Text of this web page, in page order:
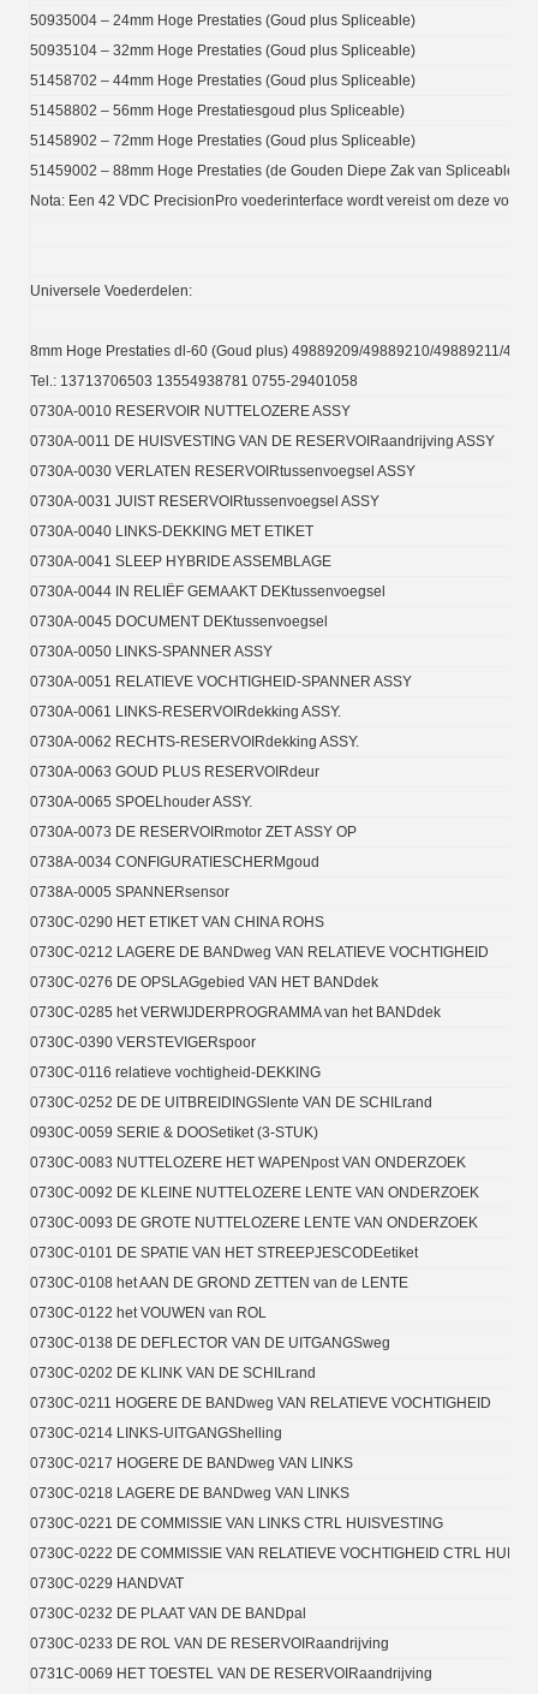
50935004 – 24mm Hoge Prestaties (Goud plus Spliceable)
50935104 – 32mm Hoge Prestaties (Goud plus Spliceable)
51458702 – 44mm Hoge Prestaties (Goud plus Spliceable)
51458802 – 56mm Hoge Prestatiesgoud plus Spliceable)
51458902 – 72mm Hoge Prestaties (Goud plus Spliceable)
51459002 – 88mm Hoge Prestaties (de Gouden Diepe Zak van Spliceable)
Nota: Een 42 VDC PrecisionPro voederinterface wordt vereist om deze
Universele Voederdelen:
8mm Hoge Prestaties dl-60 (Goud plus) 49889209/49889210/49889211/
Tel.: 13713706503 13554938781 0755-29401058
0730A-0010 RESERVOIR NUTTELOZERE ASSY
0730A-0011 DE HUISVESTING VAN DE RESERVOIRaandrijving ASSY
0730A-0030 VERLATEN RESERVOIRtussenvoegsel ASSY
0730A-0031 JUIST RESERVOIRtussenvoegsel ASSY
0730A-0040 LINKS-DEKKING MET ETIKET
0730A-0041 SLEEP HYBRIDE ASSEMBLAGE
0730A-0044 IN RELIËF GEMAAKT DEKtussenvoegsel
0730A-0045 DOCUMENT DEKtussenvoegsel
0730A-0050 LINKS-SPANNER ASSY
0730A-0051 RELATIEVE VOCHTIGHEID-SPANNER ASSY
0730A-0061 LINKS-RESERVOIRdekking ASSY.
0730A-0062 RECHTS-RESERVOIRdekking ASSY.
0730A-0063 GOUD PLUS RESERVOIRdeur
0730A-0065 SPOELhouder ASSY.
0730A-0073 DE RESERVOIRmotor ZET ASSY OP
0738A-0034 CONFIGURATIESCHERMgoud
0738A-0005 SPANNERsensor
0730C-0290 HET ETIKET VAN CHINA ROHS
0730C-0212 LAGERE DE BANDweg VAN RELATIEVE VOCHTIGHEID
0730C-0276 DE OPSLAGgebied VAN HET BANDdek
0730C-0285 het VERWIJDERPROGRAMMA van het BANDdek
0730C-0390 VERSTEVIGERspoor
0730C-0116 relatieve vochtigheid-DEKKING
0730C-0252 DE DE UITBREIDINGSlente VAN DE SCHILrand
0930C-0059 SERIE & DOOSetiket (3-STUK)
0730C-0083 NUTTELOZERE HET WAPENpost VAN ONDERZOEK
0730C-0092 DE KLEINE NUTTELOZERE LENTE VAN ONDERZOEK
0730C-0093 DE GROTE NUTTELOZERE LENTE VAN ONDERZOEK
0730C-0101 DE SPATIE VAN HET STREEPJESCODEetiket
0730C-0108 het AAN DE GROND ZETTEN van de LENTE
0730C-0122 het VOUWEN van ROL
0730C-0138 DE DEFLECTOR VAN DE UITGANGSweg
0730C-0202 DE KLINK VAN DE SCHILrand
0730C-0211 HOGERE DE BANDweg VAN RELATIEVE VOCHTIGHEID
0730C-0214 LINKS-UITGANGShelling
0730C-0217 HOGERE DE BANDweg VAN LINKS
0730C-0218 LAGERE DE BANDweg VAN LINKS
0730C-0221 DE COMMISSIE VAN LINKS CTRL HUISVESTING
0730C-0222 DE COMMISSIE VAN RELATIEVE VOCHTIGHEID CTRL
0730C-0229 HANDVAT
0730C-0232 DE PLAAT VAN DE BANDpal
0730C-0233 DE ROL VAN DE RESERVOIRaandrijving
0731C-0069 HET TOESTEL VAN DE RESERVOIRaandrijving